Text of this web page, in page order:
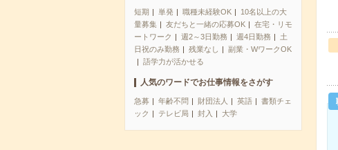
短期 単発 職種未経験OK
10名以上の大
量募集
友だちと一緒の応募OK
在宅・リモ
ートワーク
週2～3日勤務 週4日勤務
土
日祝のみ勤務
残業なし
副業・WワークOK
語学力が活かせる
人気のワードでお仕事情報をさがす
急募 年齢不問 財団法人 英語
書類チェ
ック
テレビ局 封入 大学